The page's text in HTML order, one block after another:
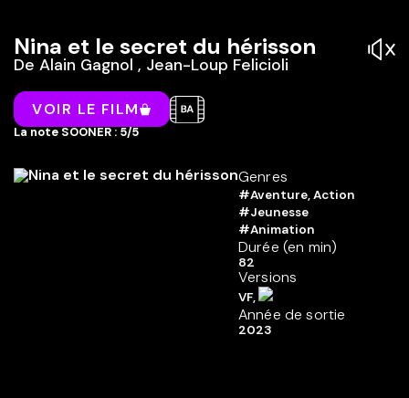
Nina et le secret du hérisson
De Alain Gagnol , Jean-Loup Felicioli
VOIR LE FILM
La note SOONER : 5/5
Genres
#Aventure, Action
#Jeunesse
#Animation
Durée (en min)
82
Versions
VF,
Année de sortie
2023